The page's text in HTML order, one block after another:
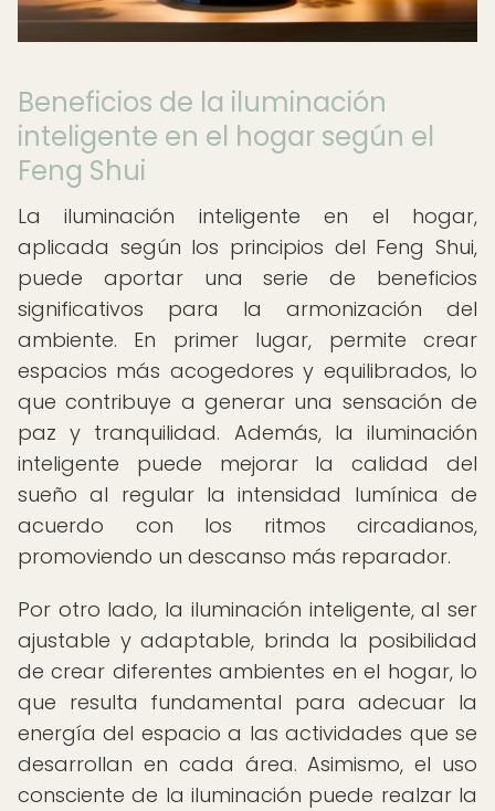
Beneficios de la iluminación
inteligente en el hogar según el
Feng Shui
La iluminación inteligente en el hogar,
aplicada según los principios del Feng Shui,
puede aportar una serie de beneficios
significativos para la armonización del
ambiente. En primer lugar, permite crear
espacios más acogedores y equilibrados, lo
que contribuye a generar una sensación de
paz y tranquilidad. Además, la iluminación
inteligente puede mejorar la calidad del
sueño al regular la intensidad lumínica de
acuerdo con los ritmos circadianos,
promoviendo un descanso más reparador.
Por otro lado, la iluminación inteligente, al ser
ajustable y adaptable, brinda la posibilidad
de crear diferentes ambientes en el hogar, lo
que resulta fundamental para adecuar la
energía del espacio a las actividades que se
desarrollan en cada área. Asimismo, el uso
consciente de la iluminación puede realzar la